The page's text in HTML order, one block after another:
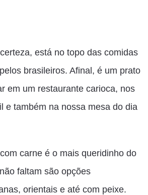
está no topo das comidas
brasileiros. Afinal, é um prato
em um restaurante carioca, nos
e também na nossa mesa do dia
carne é o mais queridinho do
faltam são opções
orientais e até com peixe.